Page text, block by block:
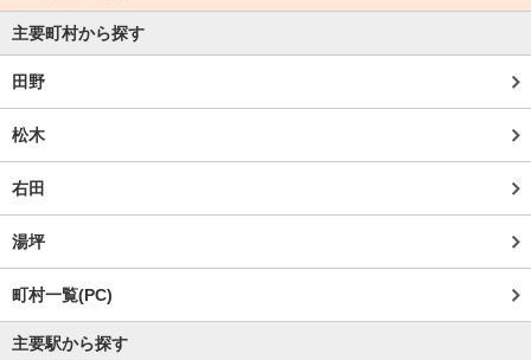
主要町村から探す
田野
松木
右田
湯坪
町村一覧(PC)
主要駅から探す